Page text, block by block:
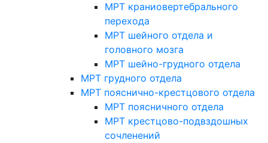
МРТ краниовертебрального
перехода
МРТ шейного отдела и
головного мозга
МРТ шейно-грудного отдела
МРТ грудного отдела
МРТ пояснично-крестцового отдела
МРТ поясничного отдела
МРТ крестцово-подвздошных
сочленений